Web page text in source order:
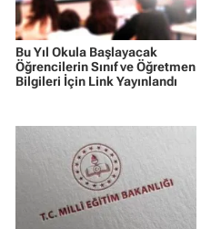
Bu Yıl Okula Başlayacak
Öğrencilerin Sınıf ve Öğretmen
Bilgileri İçin Link Yayınlandı